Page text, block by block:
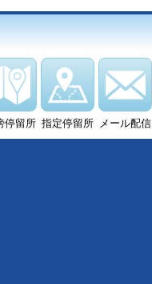
停留所 指定停留所 メール配信